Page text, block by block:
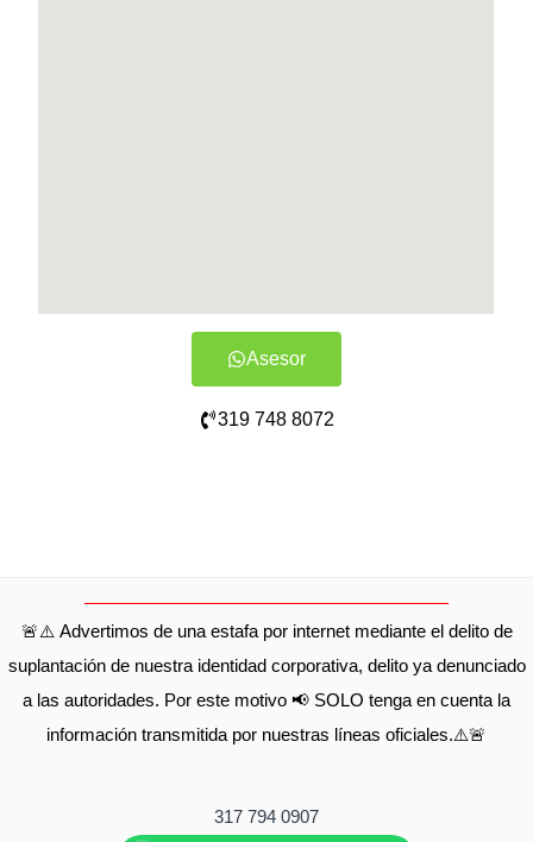
Asesor
319 748 8072
🚨⚠️ Advertimos de una estafa por internet mediante el delito de
suplantación de nuestra identidad corporativa, delito ya denunciado
a las autoridades. Por este motivo 📢 SOLO tenga en cuenta la
información transmitida por nuestras líneas oficiales.⚠️🚨
317 794 0907